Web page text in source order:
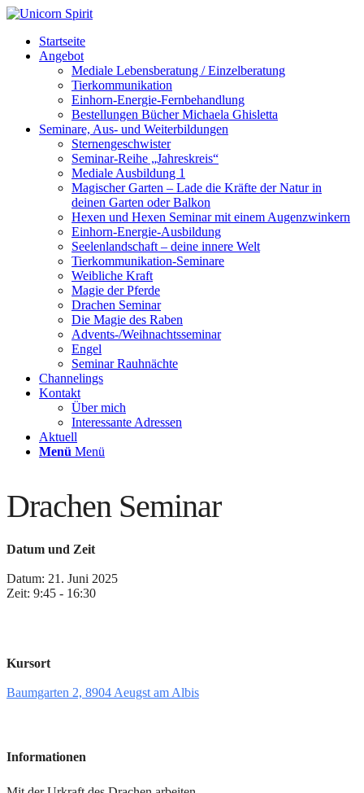
Startseite
Angebot
Mediale Lebensberatung / Einzelberatung
Tierkommunikation
Einhorn-Energie-Fernbehandlung
Bestellungen Bücher Michaela Ghisletta
Seminare, Aus- und Weiterbildungen
Sternengeschwister
Seminar-Reihe „Jahreskreis“
Mediale Ausbildung 1
Magischer Garten – Lade die Kräfte der Natur in
deinen Garten oder Balkon
Hexen und Hexen Seminar mit einem Augenzwinkern
Einhorn-Energie-Ausbildung
Seelenlandschaft – deine innere Welt
Tierkommunikation-Seminare
Weibliche Kraft
Magie der Pferde
Drachen Seminar
Die Magie des Raben
Advents-/Weihnachtsseminar
Engel
Seminar Rauhnächte
Channelings
Kontakt
Über mich
Interessante Adressen
Aktuell
Menü Menü
Drachen Seminar
Datum und Zeit
Datum: 21. Juni 2025
Zeit: 9:45 - 16:30
Kursort
Baumgarten 2, 8904 Aeugst am Albis
Informationen